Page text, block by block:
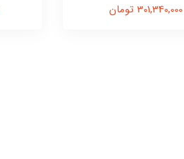
301,340,000 تومان